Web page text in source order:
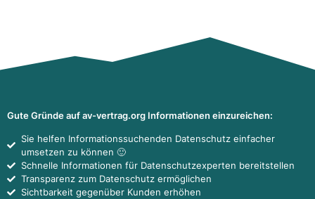
Gute Gründe auf av-vertrag.org Informationen einzureichen:
Sie helfen Informationssuchenden Datenschutz einfacher
umsetzen zu können 🙂
Schnelle Informationen für Datenschutzexperten bereitstellen
Transparenz zum Datenschutz ermöglichen
Sichtbarkeit gegenüber Kunden erhöhen